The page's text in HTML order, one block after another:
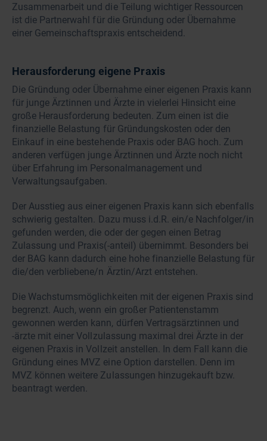
Zusammenarbeit und die Teilung wichtiger Ressourcen
ist die Partnerwahl für die Gründung oder Übernahme
einer Gemeinschaftspraxis entscheidend.
Herausforderung eigene Praxis
Die Gründung oder Übernahme einer eigenen Praxis kann
für junge Ärztinnen und Ärzte in vielerlei Hinsicht eine
große Herausforderung bedeuten. Zum einen ist die
finanzielle Belastung für Gründungskosten oder den
Einkauf in eine bestehende Praxis oder BAG hoch. Zum
anderen verfügen junge Ärztinnen und Ärzte noch nicht
über Erfahrung im Personalmanagement und
Verwaltungsaufgaben.
Der Ausstieg aus einer eigenen Praxis kann sich ebenfalls
schwierig gestalten. Dazu muss i.d.R. ein/e Nachfolger/in
gefunden werden, die oder der gegen einen Betrag
Zulassung und Praxis(-anteil) übernimmt. Besonders bei
der BAG kann dadurch eine hohe finanzielle Belastung für
die/den verbliebene/n Ärztin/Arzt entstehen.
Die Wachstumsmöglichkeiten mit der eigenen Praxis sind
begrenzt. Auch, wenn ein großer Patientenstamm
gewonnen werden kann, dürfen Vertragsärztinnen und
-ärzte mit einer Vollzulassung maximal drei Ärzte in der
eigenen Praxis in Vollzeit anstellen. In dem Fall kann die
Gründung eines MVZ eine Option darstellen. Denn im
MVZ können weitere Zulassungen hinzugekauft bzw.
beantragt werden.